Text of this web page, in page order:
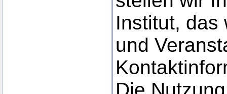
Institut, das
und